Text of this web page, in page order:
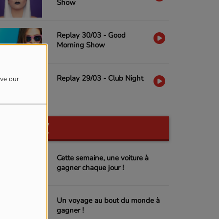
our
Show
Replay 30/03 - Good
Morning Show
Replay 29/03 - Club Night
PARTICIPEZ
Cette semaine, une voiture à
gagner chaque jour !
Un voyage au bout du monde à
gagner !